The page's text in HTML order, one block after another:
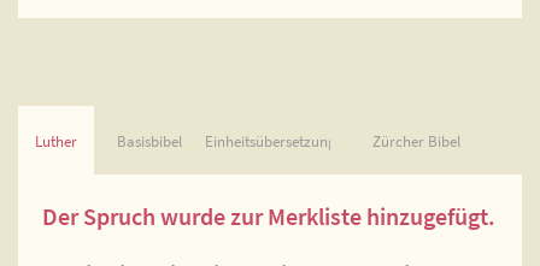
Luther Basisbibel Einheitsübersetzung Zürcher Bibel
Der Spruch wurde zur Merkliste hinzugefügt.